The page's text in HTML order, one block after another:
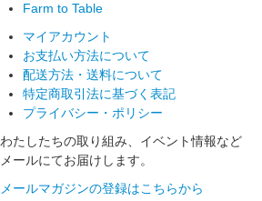
Farm to Table
マイアカウント
お支払い方法について
配送方法・送料について
特定商取引法に基づく表記
プライバシー・ポリシー
わたしたちの取り組み、イベント情報など
メールにてお届けします。
メールマガジンの登録はこちらから